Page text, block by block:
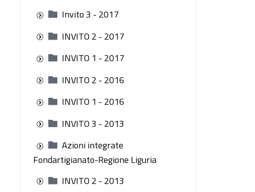
Invito 3 - 2017
INVITO 2 - 2017
INVITO 1 - 2017
INVITO 2 - 2016
INVITO 1 - 2016
INVITO 3 - 2013
Azioni integrate
Fondartigianato-Regione Liguria
INVITO 2 - 2013